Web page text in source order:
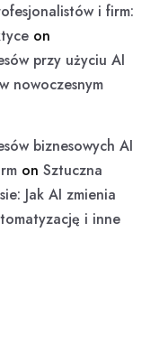
i firm:
on
przy użyciu AI
nowoczesnym
biznesowych AI
on Sztuczna
Jak AI zmienia
i inne